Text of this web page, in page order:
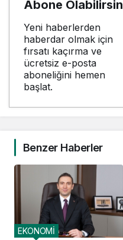
Abone Olabilirsin
Yeni haberlerden
haberdar olmak için
fırsatı kaçırma ve
ücretsiz e-posta
aboneliğini hemen
başlat.
Benzer Haberler
EKONOMİ